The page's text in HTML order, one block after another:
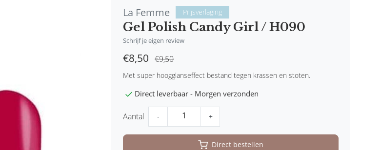
La Femme Prijsverlaging
Gel Polish Candy Girl / H090
Schrijf je eigen review
€8,50 €9,50
Met super hoogglanseffect bestand tegen krassen en stoten.
Direct leverbaar - Morgen verzonden
Aantal - +
Direct bestellen